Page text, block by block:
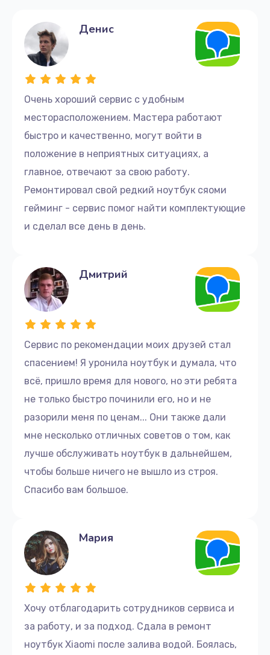
Мы обеспечиваем высокий уровень сервиса и
стремимся к максимальному удовлетворению
каждого клиента.
Как связаться и заказать
ремонт
Для того чтобы заказать ремонт ноутбука Dell в
Москве, пожалуйста, свяжитесь с нами по
телефону +7 (499) 229-21-87 или посетите наш
сервисный центр по адресу улица Серпуховский
Вал, 21к4. Наши специалисты всегда готовы
предложить профессиональную консультацию и
подобрать оптимальное время для диагностики и
Выбор нашего сервисного центра — это гарантия
качественного ремонта, быстрого обслуживания и
долговечности вашего ноутбука Dell.
Запишитесь на ремонт уже сегодня, чтобы
вернуть вашему ноутбуку прежнюю
работоспособность!
Очень хороший сервис с удобным
месторасположением. Мастера работают
быстро и качественно, могут войти в
положение в неприятных ситуациях, а
главное, отвечают за свою работу.
Ремонтировал свой редкий ноутбук сяоми
гейминг - сервис помог найти комплектующие
и сделал все день в день.
Денис
Сервис по рекомендации моих друзей стал
спасением! Я уронила ноутбук и думала, что
всё, пришло время для нового, но эти ребята
не только быстро починили его, но и не
разорили меня по ценам... Они также дали
мне несколько отличных советов о том, как
лучше обслуживать ноутбук в дальнейшем,
чтобы больше ничего не вышло из строя.
Спасибо вам большое.
Дмитрий
Хочу отблагодарить сотрудников сервиса и
за работу, и за подход. Сдала в ремонт
ноутбук Xiaomi после залива водой. Боялась,
Мария